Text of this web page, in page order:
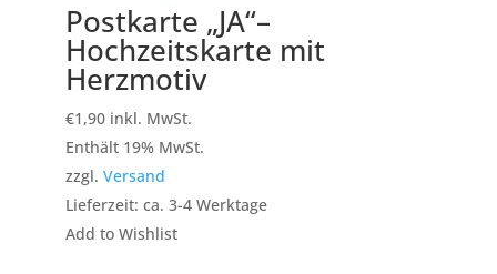
Postkarte „JA“–
Hochzeitskarte mit
Herzmotiv
€1,90 inkl. MwSt.
Enthält 19% MwSt.
zzgl. Versand
Lieferzeit: ca. 3-4 Werktage
Add to Wishlist